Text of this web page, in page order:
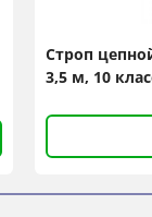
Строп
3,5 м, 10